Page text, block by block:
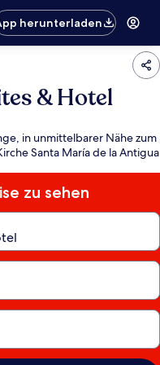
herunterladen
& Hotel
in unmittelbarer Nähe zum
Santa María de la Antigua
zu sehen